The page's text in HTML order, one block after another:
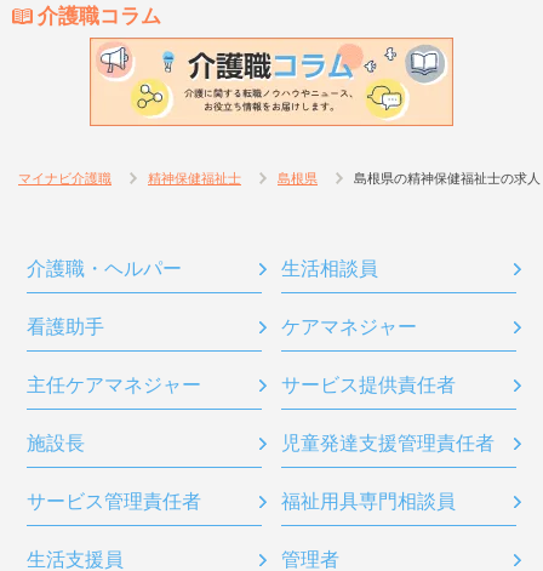
介護職コラム
マイナビ介護職 精神保健福祉士 島根県 島根県の精神保健福祉士の求
介護職・ヘルパー 生活相談員
看護助手 ケアマネジャー
主任ケアマネジャー サービス提供責任者
施設長 児童発達支援管理責任者
サービス管理責任者 福祉用具専門相談員
生活支援員 管理者